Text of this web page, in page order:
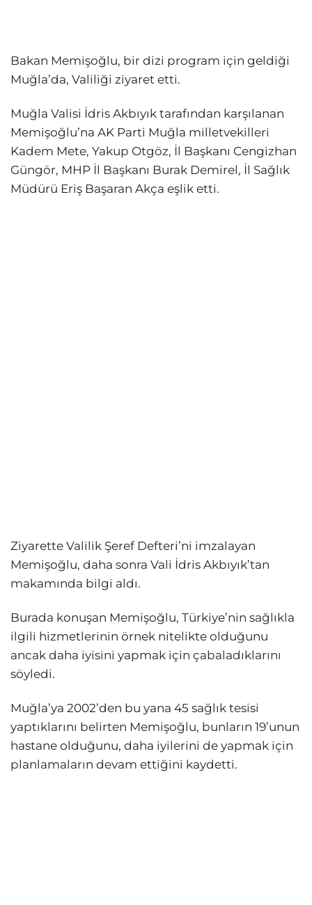
Bakan Memişoğlu, bir dizi program için geldiği
Muğla’da, Valiliği ziyaret etti.
Muğla Valisi İdris Akbıyık tarafından karşılanan
Memişoğlu’na AK Parti Muğla milletvekilleri
Kadem Mete, Yakup Otgöz, İl Başkanı Cengizhan
Güngör, MHP İl Başkanı Burak Demirel, İl Sağlık
Müdürü Eriş Başaran Akça eşlik etti.
Ziyarette Valilik Şeref Defteri’ni imzalayan
Memişoğlu, daha sonra Vali İdris Akbıyık’tan
makamında bilgi aldı.
Burada konuşan Memişoğlu, Türkiye’nin sağlıkla
ilgili hizmetlerinin örnek nitelikte olduğunu
ancak daha iyisini yapmak için çabaladıklarını
söyledi.
Muğla’ya 2002’den bu yana 45 sağlık tesisi
yaptıklarını belirten Memişoğlu, bunların 19’unun
hastane olduğunu, daha iyilerini de yapmak için
planlamaların devam ettiğini kaydetti.